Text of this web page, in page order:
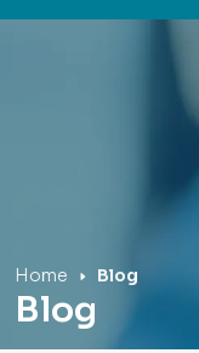
Home Blog
Blog